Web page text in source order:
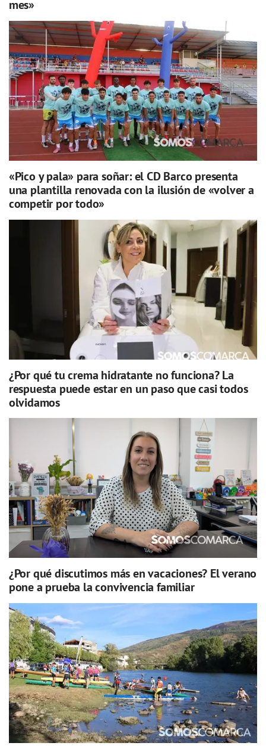
mes»
«Pico y pala» para soñar: el CD Barco presenta
una plantilla renovada con la ilusión de «volver a
competir por todo»
¿Por qué tu crema hidratante no funciona? La
respuesta puede estar en un paso que casi todos
olvidamos
¿Por qué discutimos más en vacaciones? El verano
pone a prueba la convivencia familiar